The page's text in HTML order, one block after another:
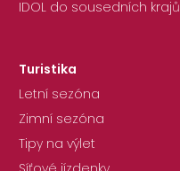
IDOL do sousedních krajů
Turistika
Letní sezóna
Zimní sezóna
Tipy na výlet